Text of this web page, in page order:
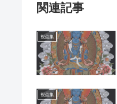
関連記事
視点集
視点集